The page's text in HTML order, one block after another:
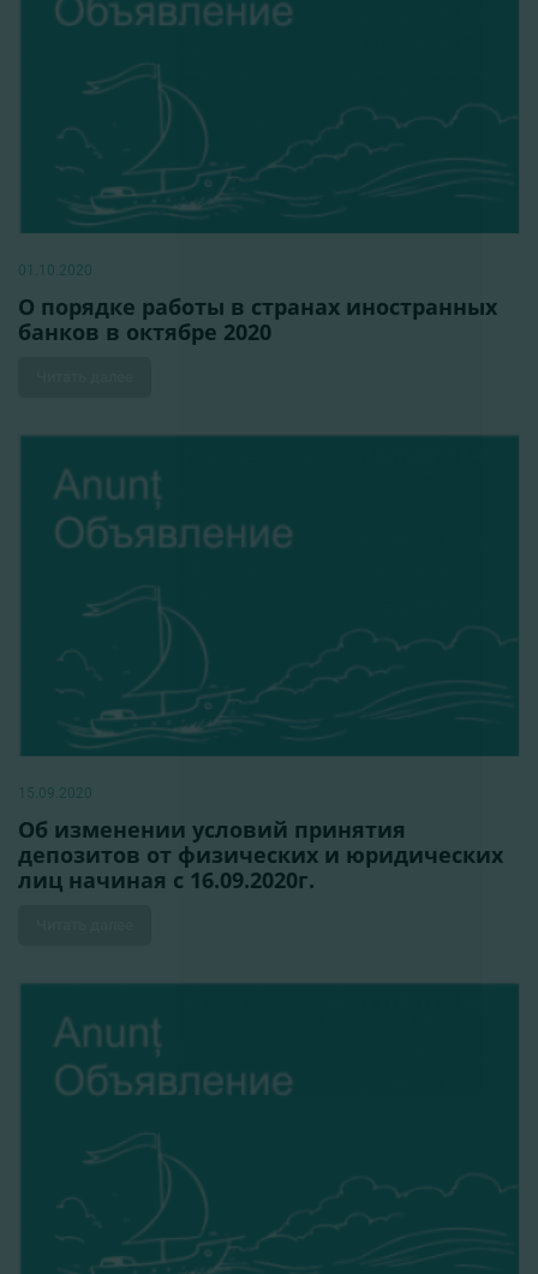
01.10.2020
О порядке работы в странах иностранных
банков в октябре 2020
15.09.2020
Об изменении условий принятия
депозитов от физических и юридических
лиц начиная с 16.09.2020г.